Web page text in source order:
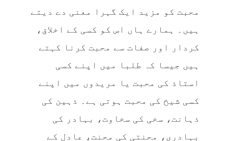
محبت کو مزید ایک گہرا معنی دے دیتے
ہیں۔ ہمارے ہاں اس کو کسی کے اخلاق،
کردار اور صفات سے محبت کرنا کہتے
ہیں جیسا کہ طلبا میں اپنے کسی
استاذ کی محبت یا مریدوں میں اپنے
کسی شیخ کی محبت ہوتی ہے۔ ذہین کی
ذہانت، سخی کی سخاوت، بہادر کی
بہادری، محنتی کی محنت، عادل کے